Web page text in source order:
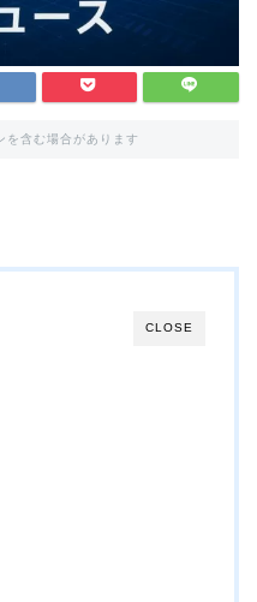
を含む場合があります
CLOSE